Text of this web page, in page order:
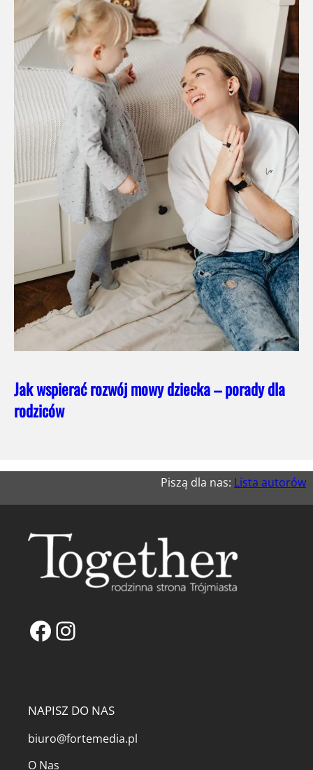
Jak wspierać rozwój mowy dziecka – porady dla
rodziców
Piszą dla nas: Lista autorów
Facebook
Instagram
NAPISZ DO NAS
biuro@fortemedia.pl
O Nas